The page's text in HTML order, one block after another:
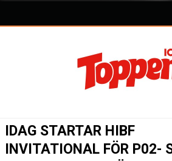
KALENDER
IDAG STARTAR HIBF
INVITATIONAL FÖR P02-